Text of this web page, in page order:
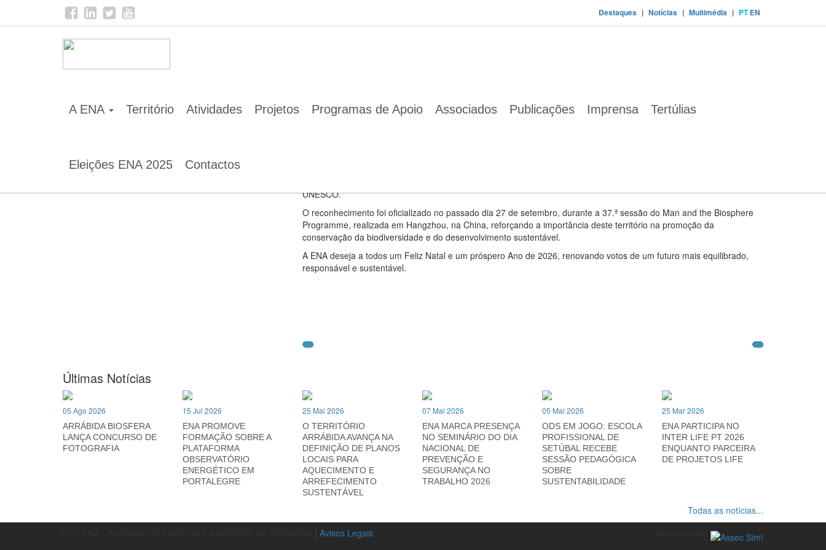
Destaques | Notícias | Multimédia | PT EN
A ENA Território Atividades Projetos Programas de Apoio Associados Publicações Imprensa Tertúlias
Eleições ENA 2025 Contactos
Home
UNESCO.
O reconhecimento foi oficializado no passado dia 27 de setembro, durante a 37.ª sessão do Man and the Biosphere
Programme, realizada em Hangzhou, na China, reforçando a importância deste território na promoção da
conservação da biodiversidade e do desenvolvimento sustentável.
A ENA deseja a todos um Feliz Natal e um próspero Ano de 2026, renovando votos de um futuro mais equilibrado,
responsável e sustentável.
Últimas Notícias
05 Ago 2026
ARRÁBIDA BIOSFERA
LANÇA CONCURSO DE
FOTOGRAFIA
15 Jul 2026
ENA PROMOVE
FORMAÇÃO SOBRE A
PLATAFORMA
OBSERVATÓRIO
ENERGÉTICO EM
PORTALEGRE
25 Mai 2026
O TERRITÓRIO
ARRÁBIDA AVANÇA NA
DEFINIÇÃO DE PLANOS
LOCAIS PARA
AQUECIMENTO E
ARREFECIMENTO
SUSTENTÁVEL
07 Mai 2026
ENA MARCA PRESENÇA
NO SEMINÁRIO DO DIA
NACIONAL DE
PREVENÇÃO E
SEGURANÇA NO
TRABALHO 2026
05 Mai 2026
ODS EM JOGO: ESCOLA
PROFISSIONAL DE
SETÚBAL RECEBE
SESSÃO PEDAGÓGICA
SOBRE
SUSTENTABILIDADE
25 Mar 2026
ENA PARTICIPA NO
INTER LIFE PT 2026
ENQUANTO PARCEIRA
DE PROJETOS LIFE
Todas as notícias...
| Avisos Legais